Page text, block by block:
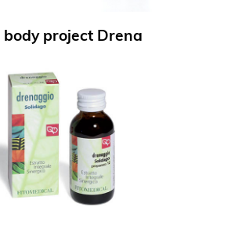
body project Drena